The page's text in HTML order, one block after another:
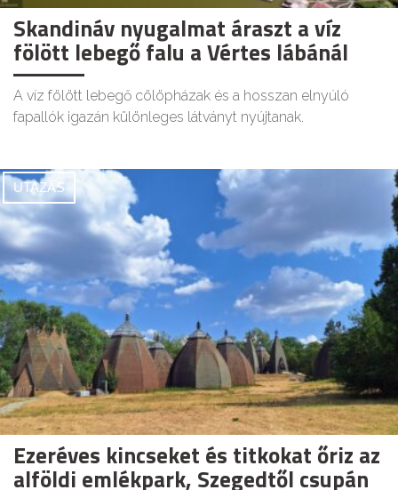
Skandináv nyugalmat áraszt a víz
fölött lebegő falu a Vértes lábánál
A víz fölött lebegő cölöpházak és a hosszan elnyúló
fapallók igazán különleges látványt nyújtanak.
UTAZÁS
Ezeréves kincseket és titkokat őriz az
alföldi emlékpark, Szegedtől csupán